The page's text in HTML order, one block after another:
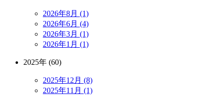
2026年8月 (1)
2026年6月 (4)
2026年3月 (1)
2026年1月 (1)
2025年 (60)
2025年12月 (8)
2025年11月 (1)